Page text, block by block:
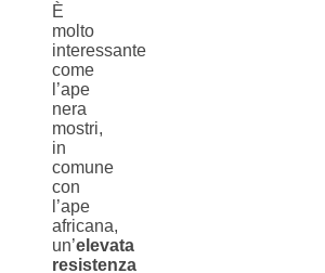
È
molto
interessante
come
l’ape
nera
mostri,
in
comune
con
l’ape
africana,
un’elevata
resistenza